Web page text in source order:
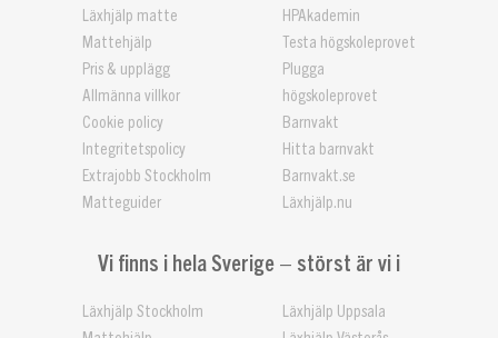
Läxhjälp matte
Mattehjälp
Pris & upplägg
Allmänna villkor
Cookie policy
Integritetspolicy
Extrajobb Stockholm
Matteguider
HPAkademin
Testa högskoleprovet
Plugga
högskoleprovet
Barnvakt
Hitta barnvakt
Barnvakt.se
Läxhjälp.nu
Vi finns i hela Sverige – störst är vi i
Läxhjälp Stockholm
Läxhjälp Uppsala